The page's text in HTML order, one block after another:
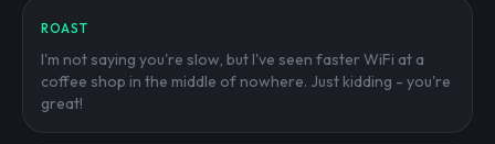
ROAST
I'm not saying you're slow, but I've seen faster WiFi at a
coffee shop in the middle of nowhere. Just kidding - you're
great!